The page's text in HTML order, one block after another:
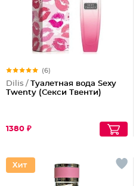
(6)
Dilis / Туалетная вода Sexy
Twenty (Секси Твенти)
1380 ₽